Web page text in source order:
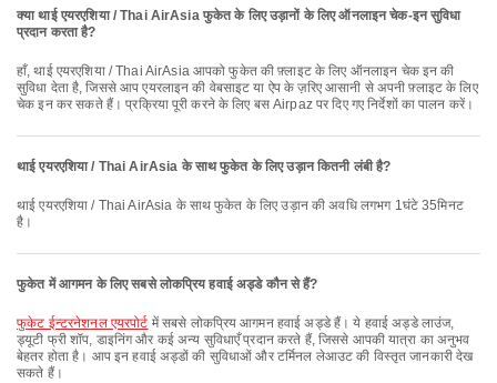
क्या थाई एयरएशिया / Thai AirAsia फुकेत के लिए उड़ानों के लिए ऑनलाइन चेक-इन सुविधा
प्रदान करता है?
हाँ, थाई एयरएशिया / Thai AirAsia आपको फुकेत की फ़्लाइट के लिए ऑनलाइन चेक इन की
सुविधा देता है, जिससे आप एयरलाइन की वेबसाइट या ऐप के ज़रिए आसानी से अपनी फ़्लाइट के लिए
चेक इन कर सकते हैं। प्रक्रिया पूरी करने के लिए बस Airpaz पर दिए गए निर्देशों का पालन करें।
थाई एयरएशिया / Thai AirAsia के साथ फुकेत के लिए उड़ान कितनी लंबी है?
थाई एयरएशिया / Thai AirAsia के साथ फुकेत के लिए उड़ान की अवधि लगभग 1घंटे 35मिनट
है।
फुकेत में आगमन के लिए सबसे लोकप्रिय हवाई अड्डे कौन से हैं?
फुकेट ईन्टरनेशनल एयरपोर्ट में सबसे लोकप्रिय आगमन हवाई अड्डे हैं। ये हवाई अड्डे लाउंज,
ड्यूटी फ्री शॉप, डाइनिंग और कई अन्य सुविधाएँ प्रदान करते हैं, जिससे आपकी यात्रा का अनुभव
बेहतर होता है। आप इन हवाई अड्डों की सुविधाओं और टर्मिनल लेआउट की विस्तृत जानकारी देख
सकते हैं।